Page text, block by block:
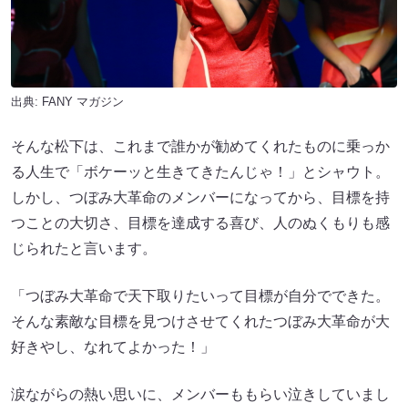
出典: FANY マガジン
そんな松下は、これまで誰かが勧めてくれたものに乗っか
る人生で「ボケーッと生きてきたんじゃ！」とシャウト。
しかし、つぼみ大革命のメンバーになってから、目標を持
つことの大切さ、目標を達成する喜び、人のぬくもりも感
じられたと言います。
「つぼみ大革命で天下取りたいって目標が自分でできた。
そんな素敵な目標を見つけさせてくれたつぼみ大革命が大
好きやし、なれてよかった！」
涙ながらの熱い思いに、メンバーももらい泣きしていまし